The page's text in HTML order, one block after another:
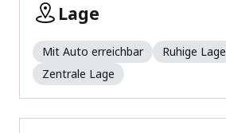
Lage
Mit Auto erreichbar Ruhige Lage
Zentrale Lage